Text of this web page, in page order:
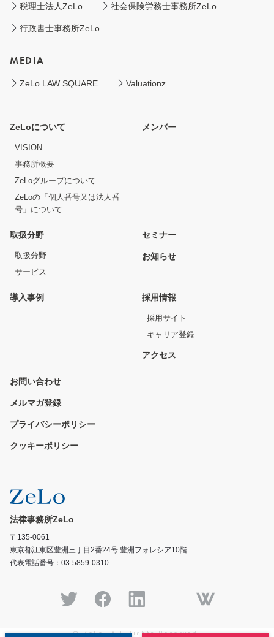
税理士法人ZeLo 社会保険労務士事務所ZeLo
行政書士事務所ZeLo
MEDIA
ZeLo LAW SQUARE Valuationz
ZeLoについて
VISION
事務所概要
ZeLoグループについて
ZeLoの「個人番号又は法人番
号」について
メンバー
取扱分野
取扱分野
サービス
セミナー
お知らせ
導入事例 採用情報
採用サイト
キャリア登録
アクセス
お問い合わせ
メルマガ登録
プライバシーポリシー
クッキーポリシー
法律事務所ZeLo
〒135-0061
東京都江東区豊洲三丁目2番24号 豊洲フォレシア10階
代表電話番号：03-5859-0310
© ZeLo, All Rights Reserved.